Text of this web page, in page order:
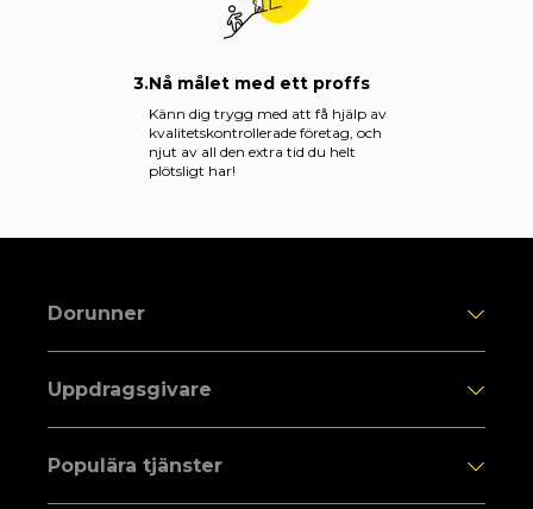
3.Nå målet med ett proffs
Känn dig trygg med att få hjälp av
kvalitetskontrollerade företag, och
njut av all den extra tid du helt
plötsligt har!
Dorunner
Uppdragsgivare
Populära tjänster